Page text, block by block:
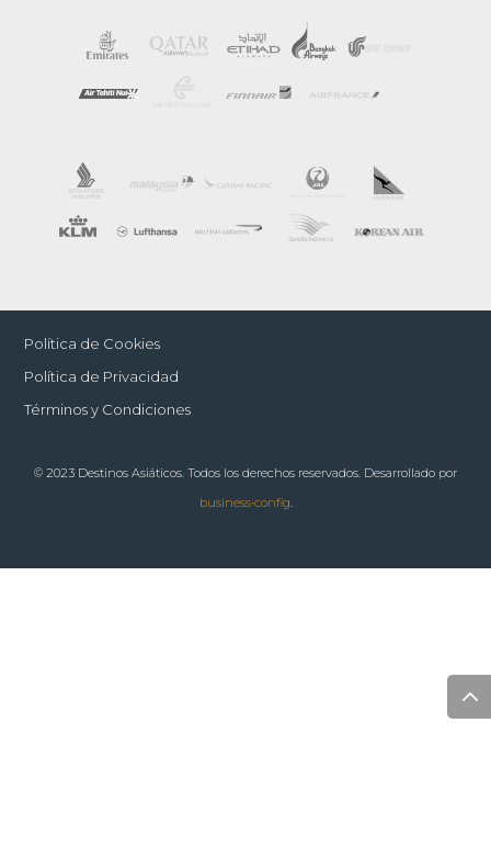
Política de Cookies
Política de Privacidad
Términos y Condiciones
© 2023 Destinos Asiáticos. Todos los derechos reservados. Desarrollado por
business•config